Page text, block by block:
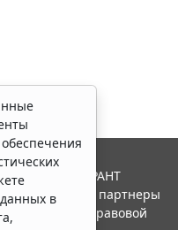
в
Система ГАРАНТ
"Гарант" и ее партнеры
ассоциации правовой